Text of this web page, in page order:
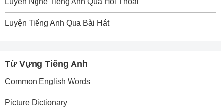
Luyện Nghe Tiếng Anh Qua Hội Thoại
Luyện Tiếng Anh Qua Bài Hát
Từ Vựng Tiếng Anh
Common English Words
Picture Dictionary